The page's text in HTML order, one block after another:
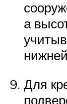
а
Для